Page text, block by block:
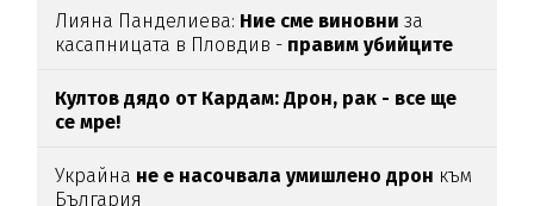
Лияна Панделиева: Ние сме виновниза
касапницата в Пловдив - правим убийците
Култов дядо от Кардам: Дрон, рак - все ще
се мре!
Украйна не е насочвала умишлено дрон към
България